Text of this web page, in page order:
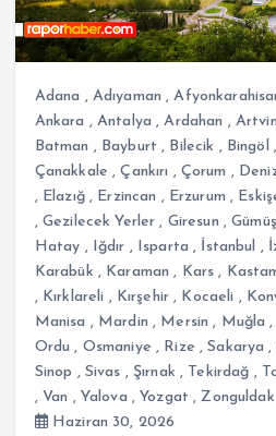
Adana , Adıyaman ,
Ankara , Antalya ,Ardahan , Artvin
Batman , Bayburt , Bilecik , Bingöl ,
Çanakkale ,Çankırı , Çorum ,
, Elazığ, Erzincan , Erzurum ,
, Gezilecek Yerler , Giresun ,
Hatay , Iğdır , Isparta , İstanbul ,
Karabük , Karaman , Kars ,
, Kırklareli , Kırşehir, Kocaeli ,
Manisa , Mardin , Mersin , Muğla ,
Ordu , Osmaniye , Rize ,Sakarya ,
Sinop , Sivas , Şırnak , Tekirdağ ,
, Van , Yalova ,Yozgat ,Zonguldak
Haziran 30, 2026